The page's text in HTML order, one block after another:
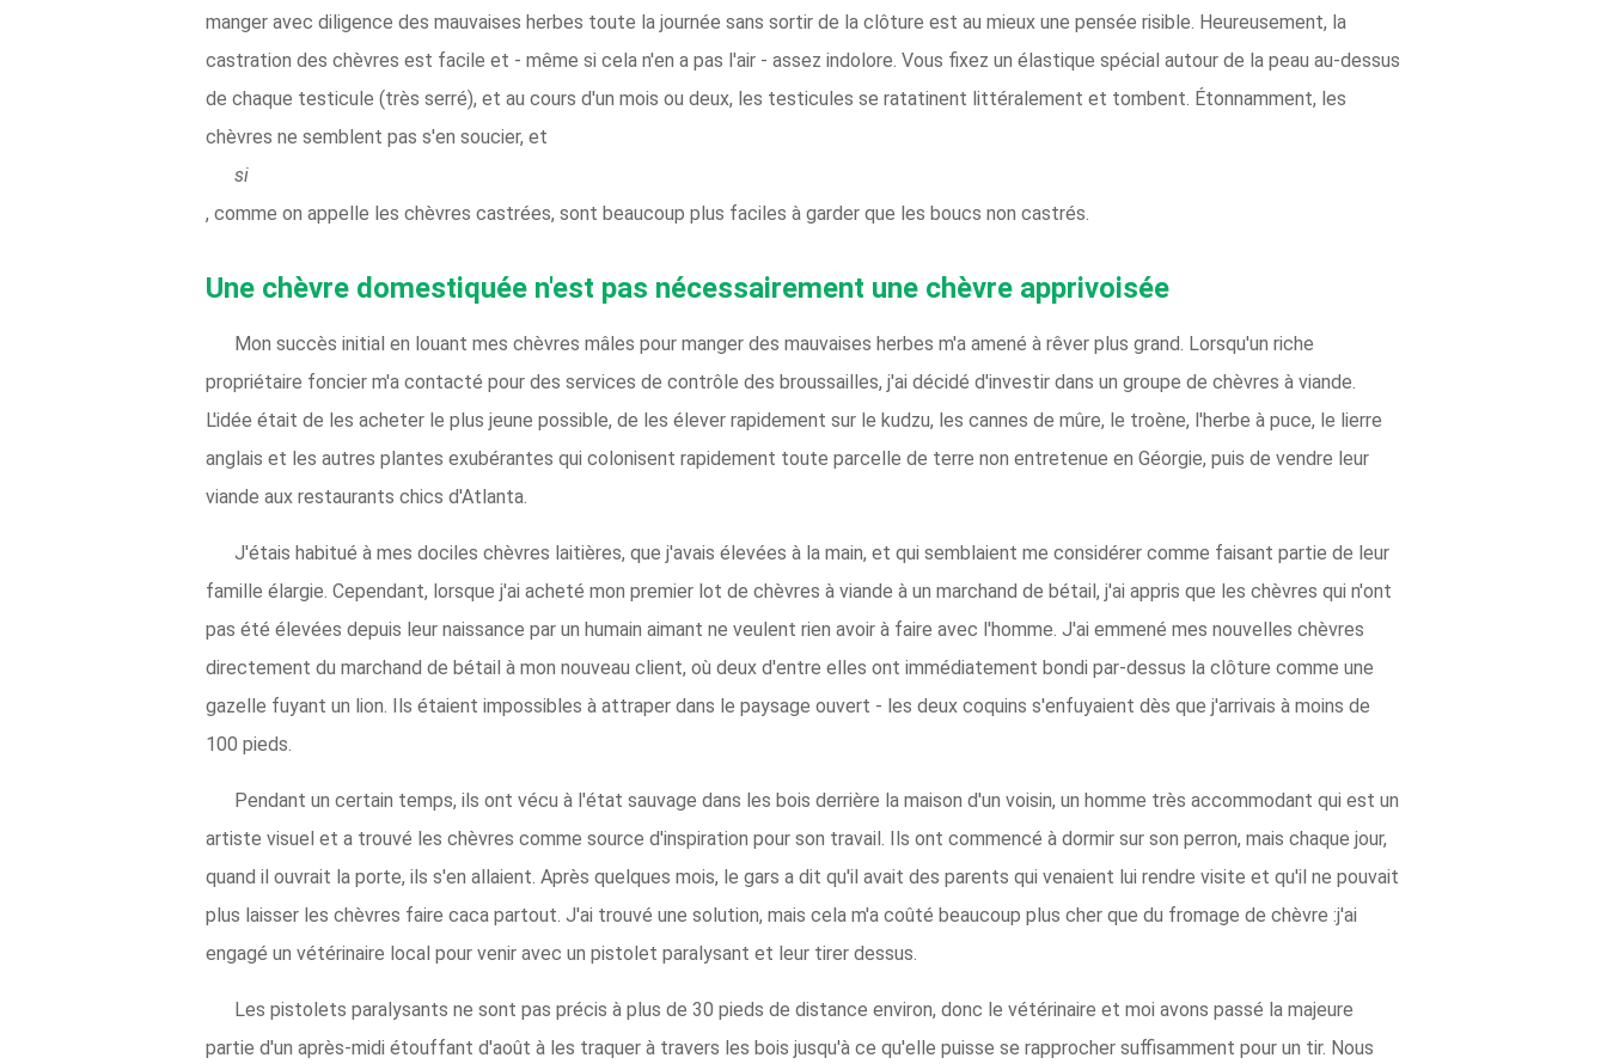
manger avec diligence des mauvaises herbes toute la journée sans sortir de la clôture est au mieux une pensée risible. Heureusement, la
castration des chèvres est facile et - même si cela n'en a pas l'air - assez indolore. Vous fixez un élastique spécial autour de la peau au-dessus
de chaque testicule (très serré), et au cours d'un mois ou deux, les testicules se ratatinent littéralement et tombent. Étonnamment, les
chèvres ne semblent pas s'en soucier, et
si
, comme on appelle les chèvres castrées, sont beaucoup plus faciles à garder que les boucs non castrés.
Une chèvre domestiquée n'est pas nécessairement une chèvre apprivoisée
Mon succès initial en louant mes chèvres mâles pour manger des mauvaises herbes m'a amené à rêver plus grand. Lorsqu'un riche
propriétaire foncier m'a contacté pour des services de contrôle des broussailles, j'ai décidé d'investir dans un groupe de chèvres à viande.
L'idée était de les acheter le plus jeune possible, de les élever rapidement sur le kudzu, les cannes de mûre, le troène, l'herbe à puce, le lierre
anglais et les autres plantes exubérantes qui colonisent rapidement toute parcelle de terre non entretenue en Géorgie, puis de vendre leur
viande aux restaurants chics d'Atlanta.
J'étais habitué à mes dociles chèvres laitières, que j'avais élevées à la main, et qui semblaient me considérer comme faisant partie de leur
famille élargie. Cependant, lorsque j'ai acheté mon premier lot de chèvres à viande à un marchand de bétail, j'ai appris que les chèvres qui n'ont
pas été élevées depuis leur naissance par un humain aimant ne veulent rien avoir à faire avec l'homme. J'ai emmené mes nouvelles chèvres
directement du marchand de bétail à mon nouveau client, où deux d'entre elles ont immédiatement bondi par-dessus la clôture comme une
gazelle fuyant un lion. Ils étaient impossibles à attraper dans le paysage ouvert - les deux coquins s'enfuyaient dès que j'arrivais à moins de
100 pieds.
Pendant un certain temps, ils ont vécu à l'état sauvage dans les bois derrière la maison d'un voisin, un homme très accommodant qui est un
artiste visuel et a trouvé les chèvres comme source d'inspiration pour son travail. Ils ont commencé à dormir sur son perron, mais chaque jour,
quand il ouvrait la porte, ils s'en allaient. Après quelques mois, le gars a dit qu'il avait des parents qui venaient lui rendre visite et qu'il ne pouvait
plus laisser les chèvres faire caca partout. J'ai trouvé une solution, mais cela m'a coûté beaucoup plus cher que du fromage de chèvre :j'ai
engagé un vétérinaire local pour venir avec un pistolet paralysant et leur tirer dessus.
Les pistolets paralysants ne sont pas précis à plus de 30 pieds de distance environ, donc le vétérinaire et moi avons passé la majeure
partie d'un après-midi étouffant d'août à les traquer à travers les bois jusqu'à ce qu'elle puisse se rapprocher suffisamment pour un tir. Nous